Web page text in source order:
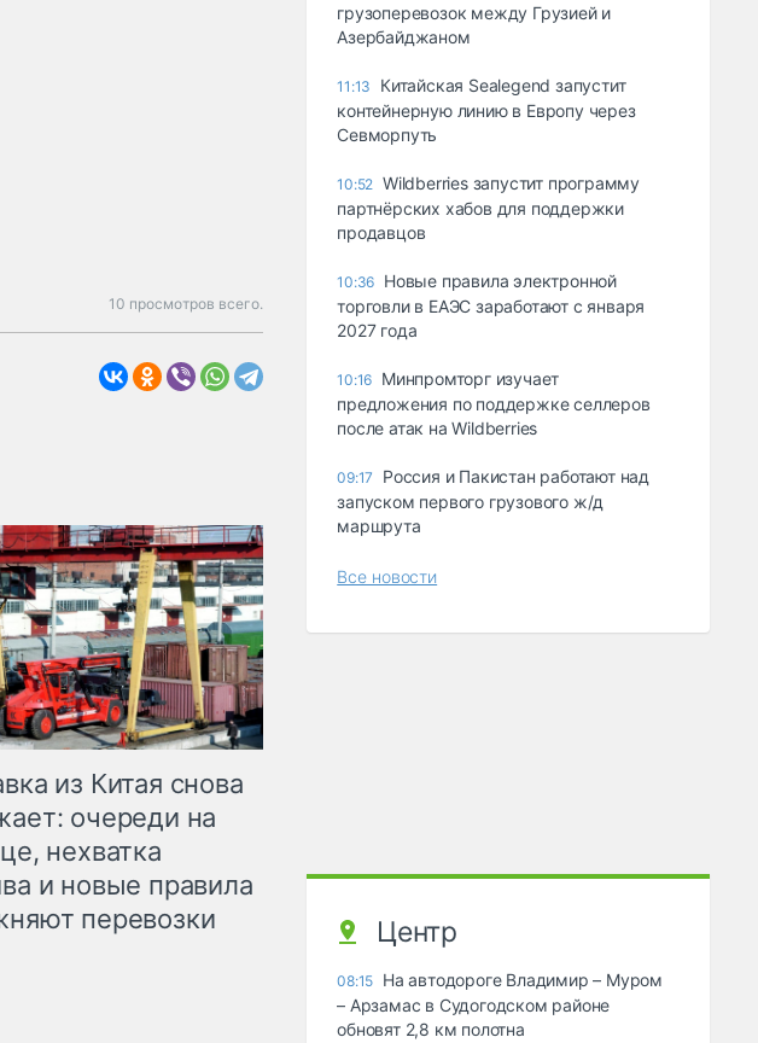
10 просмотров всего.
из Китая снова
очереди на
нехватка
и новые правила
перевозки
грузоперевозок между Грузией и
Азербайджаном
11:13
Китайская Sealegend запустит
контейнерную линию в Европу через
Севморпуть
10:52 Wildberries запустит программу
партнёрских хабов для поддержки
продавцов
10:36 Новые правила электронной
торговли в ЕАЭС заработают с января
2027 года
10:16 Минпромторг изучает
предложения по поддержке селлеров
после атак на Wildberries
09:17
Россия и Пакистан работают над
запуском первого грузового ж/д
маршрута
Все новости
Центр
08:15 На автодороге Владимир – Муром
– Арзамас в Судогодском районе
обновят 2,8 км полотна